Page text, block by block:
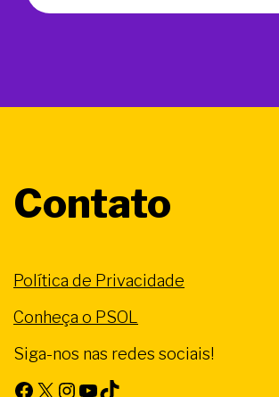
Contato
Política de Privacidade
Conheça o PSOL
Siga-nos nas redes sociais!
Facebook X Instagram Youtube TikTok